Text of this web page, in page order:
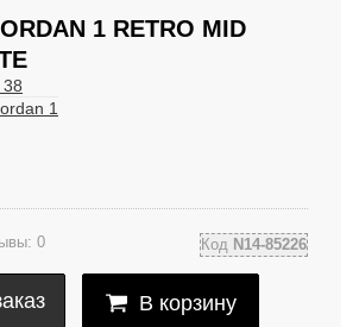
1 RETRO MID
1
0 Код N14-85226
В корзину